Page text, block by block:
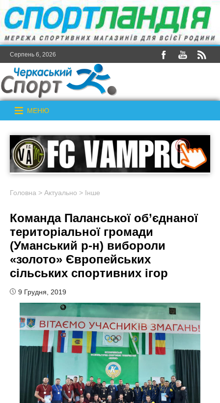
Серпень 6, 2026
МЕНЮ
Головна > Актуально > Інше
Команда Паланської об’єднаної
територіальної громади
(Уманський р-н) вибороли
«золото» Європейських
сільських спортивних ігор
9 Грудня, 2019